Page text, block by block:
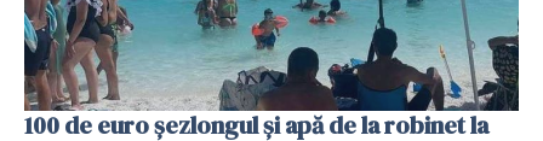
100 de euro șezlongul și apă de la robinet la